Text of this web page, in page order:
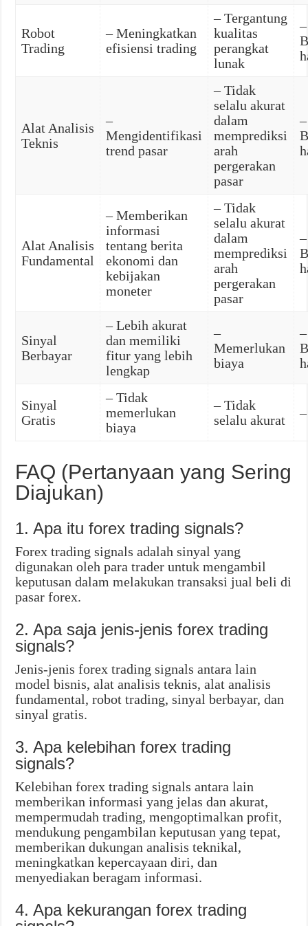
Robot
Trading
– Meningkatkan
efisiensi trading
– Tergantung
kualitas
perangkat
lunak
–
Alat Analisis
Teknis
–
Mengidentifikasi
trend pasar
– Tidak
selalu akurat
dalam
memprediksi
arah
pergerakan
pasar
–
Alat Analisis
Fundamental
– Memberikan
informasi
tentang berita
ekonomi dan
kebijakan
moneter
– Tidak
selalu akurat
dalam
memprediksi
arah
pergerakan
pasar
–
Sinyal
Berbayar
– Lebih akurat
dan memiliki
fitur yang lebih
lengkap
–
Memerlukan
biaya
–
Sinyal
Gratis
– Tidak
memerlukan
biaya
– Tidak
selalu akurat
FAQ (Pertanyaan yang Sering
Diajukan)
1. Apa itu forex trading signals?
Forex trading signals adalah sinyal yang
digunakan oleh para trader untuk mengambil
keputusan dalam melakukan transaksi jual beli di
pasar forex.
2. Apa saja jenis-jenis forex trading
signals?
Jenis-jenis forex trading signals antara lain
model bisnis, alat analisis teknis, alat analisis
fundamental, robot trading, sinyal berbayar, dan
sinyal gratis.
3. Apa kelebihan forex trading
signals?
Kelebihan forex trading signals antara lain
memberikan informasi yang jelas dan akurat,
mempermudah trading, mengoptimalkan profit,
mendukung pengambilan keputusan yang tepat,
memberikan dukungan analisis teknikal,
meningkatkan kepercayaan diri, dan
menyediakan beragam informasi.
4. Apa kekurangan forex trading